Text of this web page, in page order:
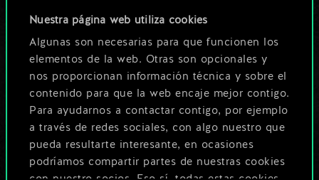
Nuestra página web utiliza cookies
Algunas son necesarias para que funcionen los
elementos de la web. Otras son opcionales y
nos proporcionan información técnica y sobre el
contenido para que la web encaje mejor contigo.
Para ayudarnos a contactar contigo, por ejemplo
a través de redes sociales, con algo nuestro que
pueda resultarte interesante, en ocasiones
podríamos compartir partes de nuestras cookies
ser mucho más!
Poner nombre a esta baraja y crear
una guía